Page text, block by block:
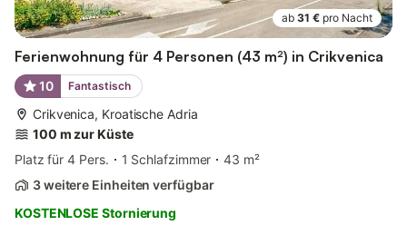
ab 31 € pro Nacht
Ferienwohnung für 4 Personen (43 m²) in Crikvenica
10 Fantastisch
Crikvenica, Kroatische Adria
100 m zur Küste
Platz für 4 Pers.
1 Schlafzimmer
43 m²
3 weitere Einheiten verfügbar
KOSTENLOSE Stornierung